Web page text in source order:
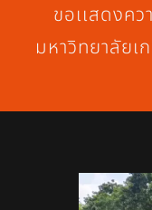
ข่าวสาร
เกี่ยวกับมหาวิ
สมัครเรียน
ขอเเสดงค
มหาวิทยาลัย